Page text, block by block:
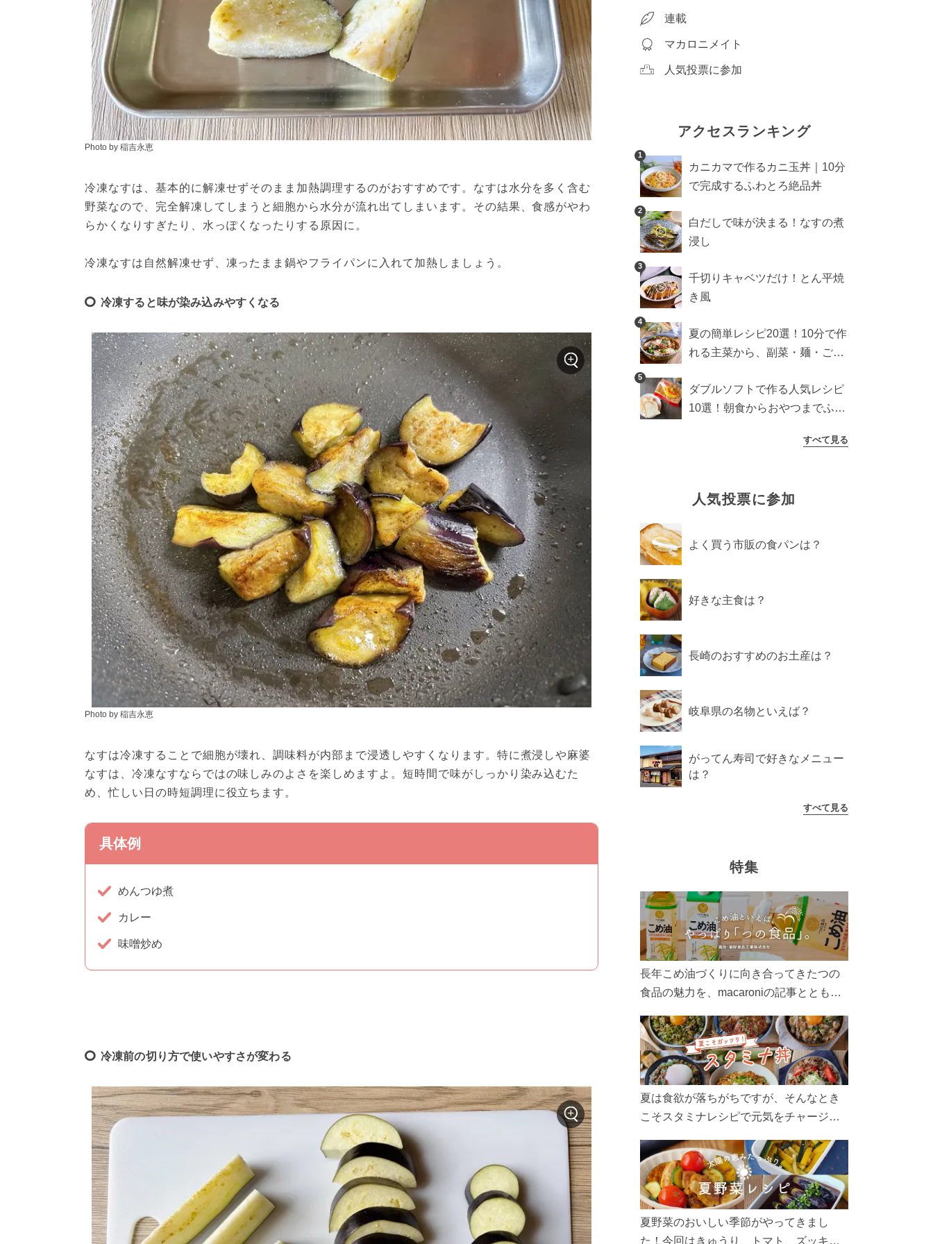
Photo by 稲吉永恵
冷凍なすは、基本的に解凍せずそのまま加熱調理するのがおすすめです。なすは水分を多く含む
野菜なので、完全解凍してしまうと細胞から水分が流れ出てしまいます。その結果、食感がやわ
らかくなりすぎたり、水っぽくなったりする原因に。
冷凍なすは自然解凍せず、凍ったまま鍋やフライパンに入れて加熱しましょう。
冷凍すると味が染み込みやすくなる
Photo by 稲吉永恵
なすは冷凍することで細胞が壊れ、調味料が内部まで浸透しやすくなります。特に煮浸しや麻婆
なすは、冷凍なすならではの味しみのよさを楽しめますよ。短時間で味がしっかり染み込むた
め、忙しい日の時短調理に役立ちます。
具体例
めんつゆ煮
カレー
味噌炒め
冷凍前の切り方で使いやすさが変わる
連載
マカロニメイト
人気投票に参加
アクセスランキング
1
カニカマで作るカニ玉丼｜10分
で完成するふわとろ絶品丼
2
白だしで味が決まる！なすの煮
浸し
3
千切りキャベツだけ！とん平焼
き風
4
夏の簡単レシピ20選！10分で作
れる主菜から、副菜・麺・ごは
5
ダブルソフトで作る人気レシピ
10選！朝食からおやつまでふん
すべて見る
人気投票に参加
よく買う市販の食パンは？
好きな主食は？
長崎のおすすめのお土産は？
岐阜県の名物といえば？
がってん寿司で好きなメニュー
は？
すべて見る
特集
長年こめ油づくりに向き合ってきたつの
食品の魅力を、macaroniの記事とともに
ん、製造現場や品質へのこだわりまで。
こめ油をもっと好きになるコンテンツを
ぜひお楽しみください。
夏は食欲が落ちがちですが、そんなとき
こそスタミナレシピで元気をチャージ！
リ食べて、夏バテを吹き飛ばしましょ
う！
夏野菜のおいしい季節がやってきまし
た！今回はきゅうり、トマト、ズッキー